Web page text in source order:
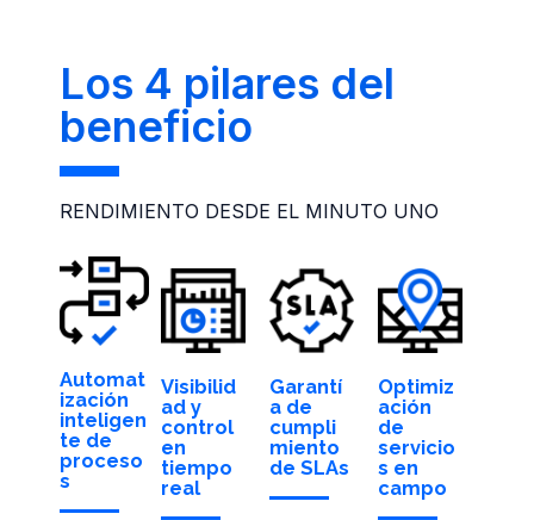
Los 4 pilares del
beneficio
RENDIMIENTO DESDE EL MINUTO UNO
Automat
ización
inteligen
te de
proceso
s
Visibilid
ad y
control
en
tiempo
real
Garantí
a de
cumpli
miento
de SLAs
Optimiz
ación
de
servicio
s en
campo